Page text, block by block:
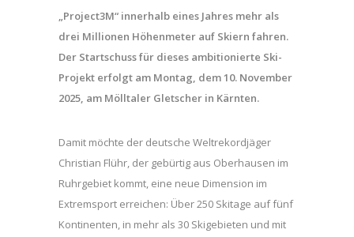
„Project3M“ innerhalb eines Jahres mehr als
drei Millionen Höhenmeter auf Skiern fahren.
Der Startschuss für dieses ambitionierte Ski-
Projekt erfolgt am Montag, dem 10. November
2025, am Mölltaler Gletscher in Kärnten.
Damit möchte der deutsche Weltrekordjäger
Christian Flühr, der gebürtig aus Oberhausen im
Ruhrgebiet kommt, eine neue Dimension im
Extremsport erreichen: Über 250 Skitage auf fünf
Kontinenten, in mehr als 30 Skigebieten und mit